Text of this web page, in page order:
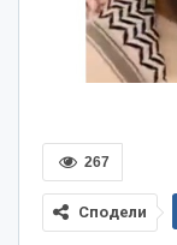
267
Сподели